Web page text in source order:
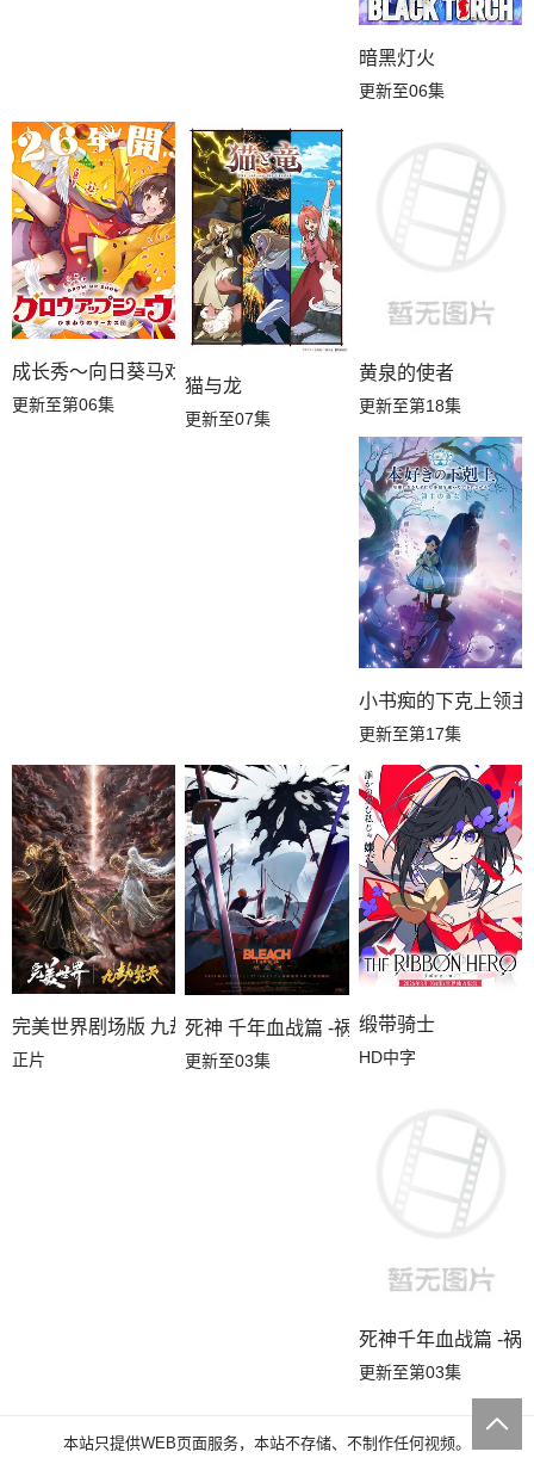
暗黑灯火
更新至06集
成长秀～向日葵马戏团～
更新至第06集
猫与龙
更新至07集
黄泉的使者
更新至第18集
小书痴的下克上领
更新至第17集
完美世界剧场版 九劫焚天
正片
死神 千年血战篇 -祸进谭-
更新至03集
缎带骑士
HD中字
死神千年血战篇 -祸
更新至第03集
本站只提供WEB页面服务，本站不存储、不制作任何视频。